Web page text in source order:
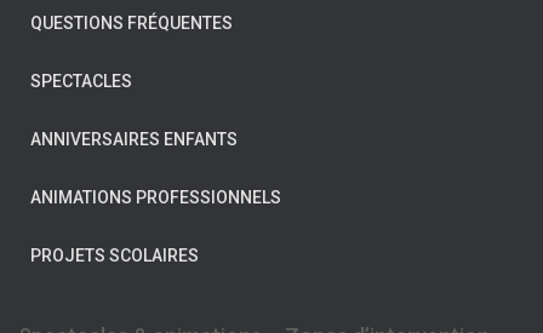
QUESTIONS FRÉQUENTES
SPECTACLES
ANNIVERSAIRES ENFANTS
ANIMATIONS PROFESSIONNELS
PROJETS SCOLAIRES